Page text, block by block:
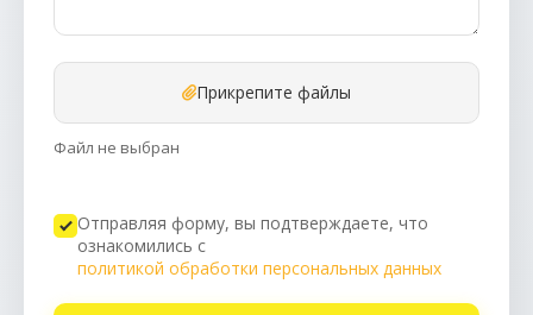
Прикрепите файлы
Файл не выбран
Отправляя форму, вы подтверждаете, что
ознакомились с
политикой обработки персональных данных